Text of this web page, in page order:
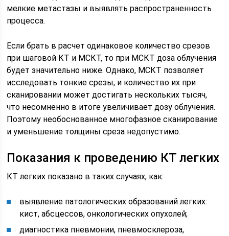
мелкие метастазы и выявлять распространенность
процесса.
Если брать в расчет одинаковое количество срезов
при шаговой КТ и МСКТ, то при МСКТ доза облучения
будет значительно ниже. Однако, МСКТ позволяет
исследовать тонкие срезы, и количество их при
сканировании может достигать нескольких тысяч,
что несомненно в итоге увеличивает дозу облучения.
Поэтому необоснованное многофазное сканирование
и уменьшение толщины среза недопустимо.
Показания к проведению КТ легких
КТ легких показано в таких случаях, как:
выявление патологических образований легких:
кист, абсцессов, онкологических опухолей;
диагностика пневмонии, пневмосклероза,